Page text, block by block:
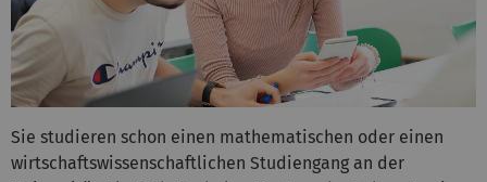
Sie studieren schon einen mathematischen oder einen
wirtschaftswissenschaftlichen Studiengang an der